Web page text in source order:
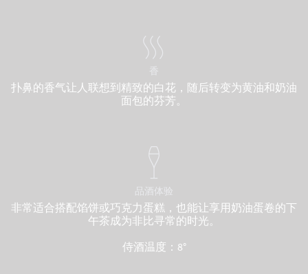
香
扑鼻的香气让人联想到精致的白花，随后转变为黄油和奶油
面包的芬芳。
品酒体验
非常适合搭配馅饼或巧克力蛋糕，也能让享用奶油蛋卷的下
午茶成为非比寻常的时光。
侍酒温度：8°